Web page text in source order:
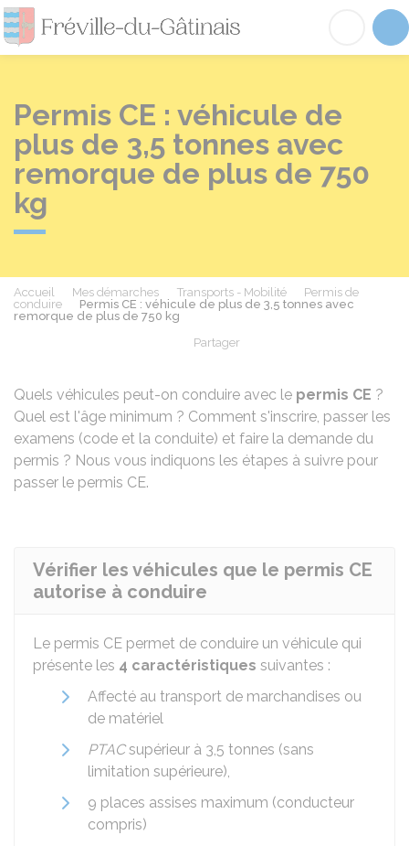
Fréville-du-
Permis CE : véhicule de
plus de 3,5 tonnes avec
remorque de plus de 750
kg
Accueil Mes démarches Transports - Mobilité
Permis de
conduire
Permis CE : véhicule de plus de 3,5 tonnes avec
remorque de plus de 750 kg
Partager
Quels véhicules peut-on conduire avec le permis CE ?
Quel est l'âge minimum ? Comment s'inscrire, passer les
examens (code et la conduite) et faire la demande du
permis ? Nous vous indiquons les étapes à suivre pour
passer le permis CE.
Vérifier les véhicules que le permis CE
autorise à conduire
Le permis CE permet de conduire un véhicule qui
présente les 4 caractéristiques suivantes :
Affecté au transport de marchandises ou
de matériel
PTACsupérieur à 3,5 tonnes (sans
limitation supérieure),
9 places assises maximum (conducteur
compris)